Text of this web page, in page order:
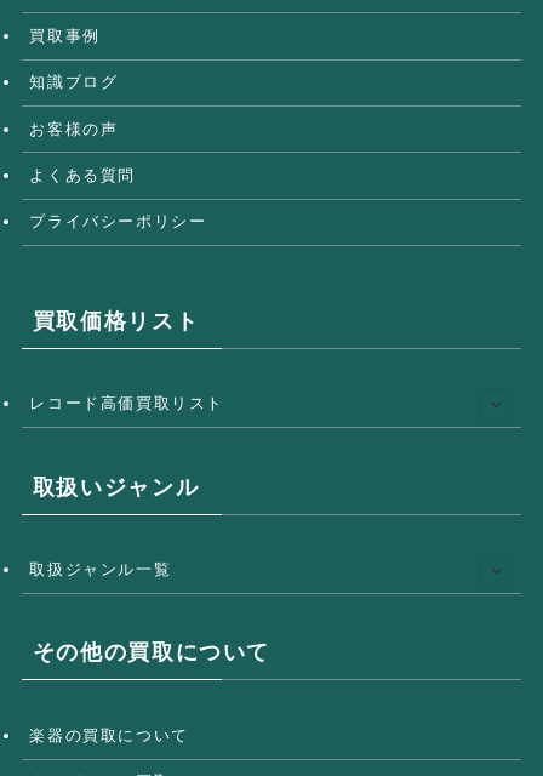
買取事例
知識ブログ
お客様の声
よくある質問
プライバシーポリシー
買取価格リスト
レコード高価買取リスト
取扱いジャンル
取扱ジャンル一覧
その他の買取について
楽器の買取について